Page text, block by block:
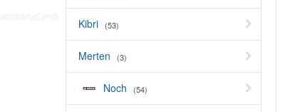
Kibri (53)
Merten (3)
Noch (54)